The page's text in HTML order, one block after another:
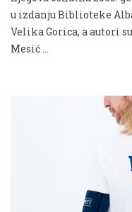
u izdanju Biblioteke
Velika Gorica, a autori
Mesić …